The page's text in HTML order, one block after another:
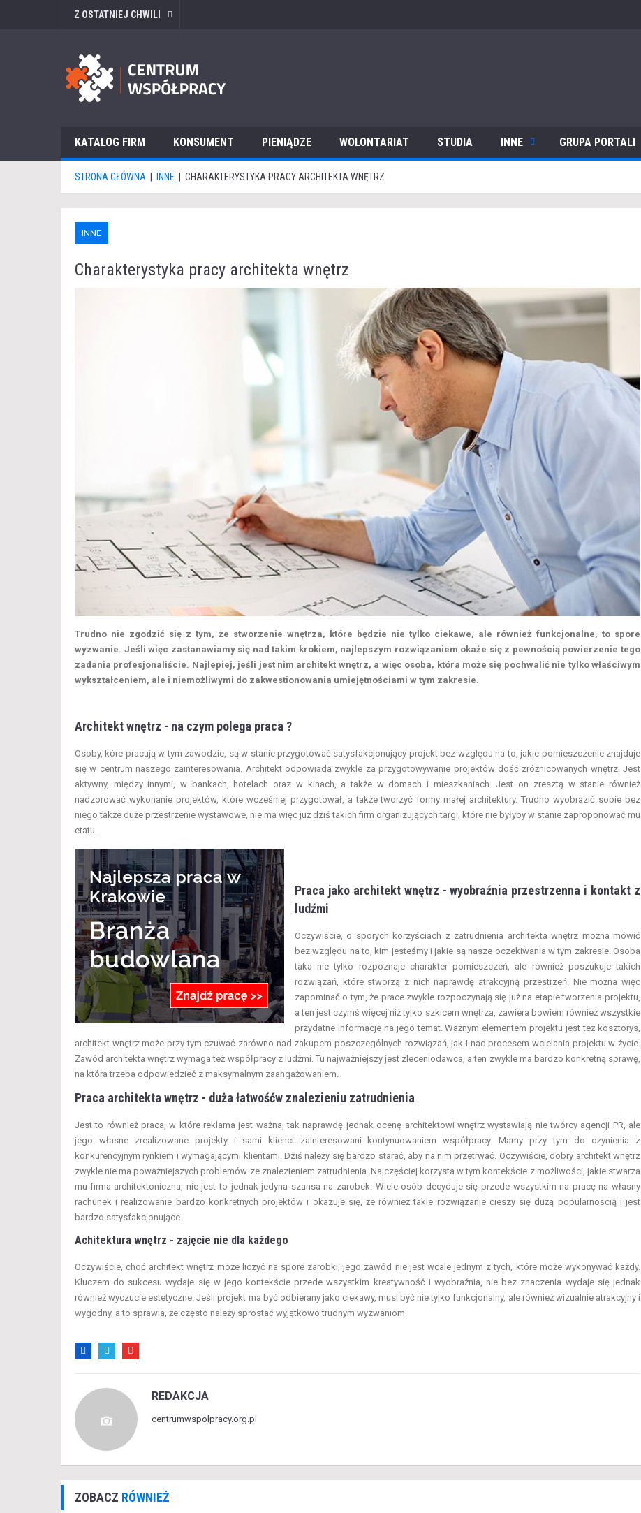
Z OSTATNIEJ CHWILI
KATALOG FIRM KONSUMENT PIENIĄDZE WOLONTARIAT STUDIA INNE GRUPA PORTALI
STRONA GŁÓWNA INNE CHARAKTERYSTYKA PRACY ARCHITEKTA WNĘTRZ
INNE
Charakterystyka pracy architekta wnętrz
Trudno nie zgodzić się z tym, że stworzenie wnętrza, które będzie nie tylko ciekawe, ale również funkcjonalne, to spore
wyzwanie. Jeśli więc zastanawiamy się nad takim krokiem, najlepszym rozwiązaniem okaże się z pewnością powierzenie tego
zadania profesjonaliście. Najlepiej, jeśli jest nim architekt wnętrz, a więc osoba, która może się pochwalić nie tylko właściwym
wykształceniem, ale i niemożliwymi do zakwestionowania umiejętnościami w tym zakresie.
Architekt wnętrz - na czym polega praca ?
Osoby, kóre pracują w tym zawodzie, są w stanie przygotować satysfakcjonujący projekt bez względu na to, jakie pomieszczenie znajduje
się w centrum naszego zainteresowania. Architekt odpowiada zwykle za przygotowywanie projektów dość zróżnicowanych wnętrz. Jest
aktywny, między innymi, w bankach, hotelach oraz w kinach, a także w domach i mieszkaniach. Jest on zresztą w stanie również
nadzorować wykonanie projektów, które wcześniej przygotował, a także tworzyć formy małej architektury. Trudno wyobrazić sobie bez
niego także duże przestrzenie wystawowe, nie ma więc już dziś takich firm organizujących targi, które nie byłyby w stanie zaproponować mu
etatu.
Praca jako architekt wnętrz - wyobraźnia przestrzenna i kontakt z
ludźmi
Oczywiście, o sporych korzyściach z zatrudnienia architekta wnętrz można mówić
bez względu na to, kim jesteśmy i jakie są nasze oczekiwania w tym zakresie. Osoba
taka nie tylko rozpoznaje charakter pomieszczeń, ale również poszukuje takich
rozwiązań, które stworzą z nich naprawdę atrakcyjną przestrzeń. Nie można więc
zapominać o tym, że prace zwykle rozpoczynają się już na etapie tworzenia projektu,
a ten jest czymś więcej niż tylko szkicem wnętrza, zawiera bowiem również wszystkie
przydatne informacje na jego temat. Ważnym elementem projektu jest też kosztorys,
architekt wnętrz może przy tym czuwać zarówno nad zakupem poszczególnych rozwiązań, jak i nad procesem wcielania projektu w życie.
Zawód architekta wnętrz wymaga też współpracy z ludźmi. Tu najważniejszy jest zleceniodawca, a ten zwykle ma bardzo konkretną sprawę,
na która trzeba odpowiedzieć z maksymalnym zaangażowaniem.
Praca architekta wnętrz - duża łatwośćw znalezieniu zatrudnienia
Jest to również praca, w które reklama jest ważna, tak naprawdę jednak ocenę architektowi wnętrz wystawiają nie twórcy agencji PR, ale
jego własne zrealizowane projekty i sami klienci zainteresowani kontynuowaniem współpracy. Mamy przy tym do czynienia z
konkurencyjnym rynkiem i wymagającymi klientami. Dziś należy się bardzo starać, aby na nim przetrwać. Oczywiście, dobry architekt wnętrz
zwykle nie ma poważniejszych problemów ze znalezieniem zatrudnienia. Najczęściej korzysta w tym kontekście z możliwości, jakie stwarza
mu firma architektoniczna, nie jest to jednak jedyna szansa na zarobek. Wiele osób decyduje się przede wszystkim na pracę na własny
rachunek i realizowanie bardzo konkretnych projektów i okazuje się, że również takie rozwiązanie cieszy się dużą popularnością i jest
bardzo satysfakcjonujące.
Achitektura wnętrz - zajęcie nie dla każdego
Oczywiście, choć architekt wnętrz może liczyć na spore zarobki, jego zawód nie jest wcale jednym z tych, które może wykonywać każdy.
Kluczem do sukcesu wydaje się w jego kontekście przede wszystkim kreatywność i wyobraźnia, nie bez znaczenia wydaje się jednak
również wyczucie estetyczne. Jeśli projekt ma być odbierany jako ciekawy, musi być nie tylko funkcjonalny, ale również wizualnie atrakcyjny i
wygodny, a to sprawia, że często należy sprostać wyjątkowo trudnym wyzwaniom.
REDAKCJA
centrumwspolpracy.org.pl
ZOBACZ RÓWNIEŻ